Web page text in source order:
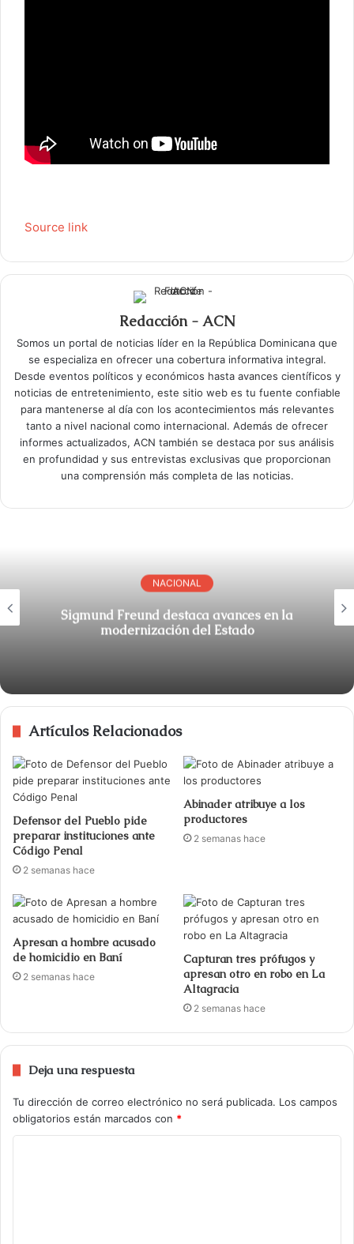
Source link
Redacción - ACN
Somos un portal de noticias líder en la República Dominicana que
se especializa en ofrecer una cobertura informativa integral.
Desde eventos políticos y económicos hasta avances científicos y
noticias de entretenimiento, este sitio web es tu fuente confiable
para mantenerse al día con los acontecimientos más relevantes
tanto a nivel nacional como internacional. Además de ofrecer
informes actualizados, ACN también se destaca por sus análisis
en profundidad y sus entrevistas exclusivas que proporcionan
una comprensión más completa de las noticias.
NACIONAL
Sigmund Freund destaca avances en la
modernización del Estado
Artículos Relacionados
Defensor del Pueblo pide
preparar instituciones ante
Código Penal
2 semanas hace
Abinader atribuye a los
productores
2 semanas hace
Apresan a hombre acusado
de homicidio en Baní
2 semanas hace
Capturan tres prófugos y
apresan otro en robo en La
Altagracia
2 semanas hace
Deja una respuesta
Tu dirección de correo electrónico no será publicada. Los campos
obligatorios están marcados con *